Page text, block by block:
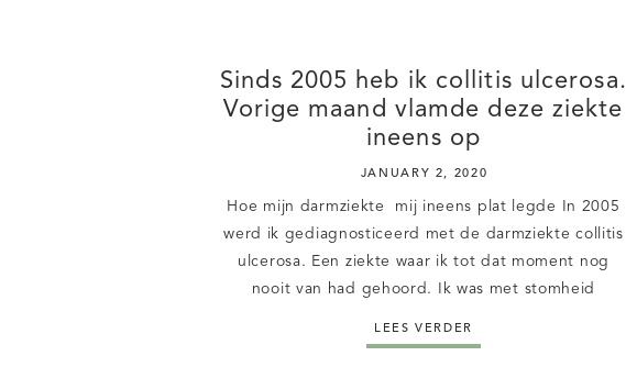
Sinds 2005 heb ik collitis ulcerosa.
Vorige maand vlamde deze ziekte
ineens op
JANUARY 2, 2020
Hoe mijn darmziekte mij ineens plat legde In 2005
werd ik gediagnosticeerd met de darmziekte collitis
ulcerosa. Een ziekte waar ik tot dat moment nog
nooit van had gehoord. Ik was met stomheid
chronische ziekte, die dus nooit meer over zou
LEES VERDER